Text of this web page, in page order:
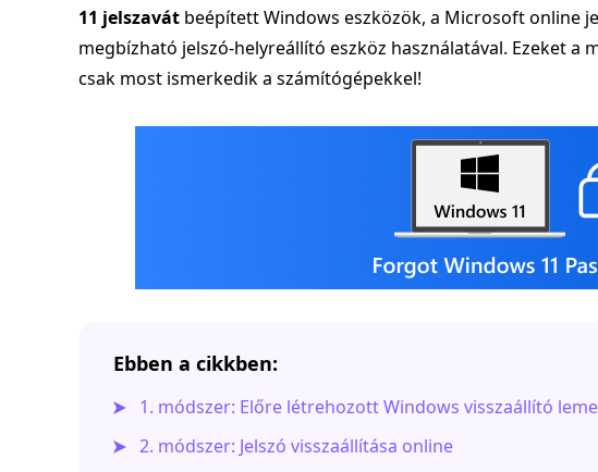
11 jelszavát beépített Windows eszközök, a Microsoft online
megbízható jelszó-helyreállító eszköz használatával. Ezeket a
csak most ismerkedik a számítógépekkel!
Ebben a cikkben:
1. módszer: Előre létrehozott Windows visszaállító
2. módszer: Jelszó visszaállítása online